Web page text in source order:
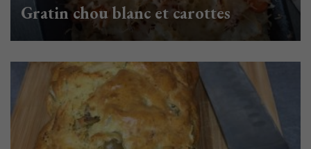
Gratin chou blanc et carottes